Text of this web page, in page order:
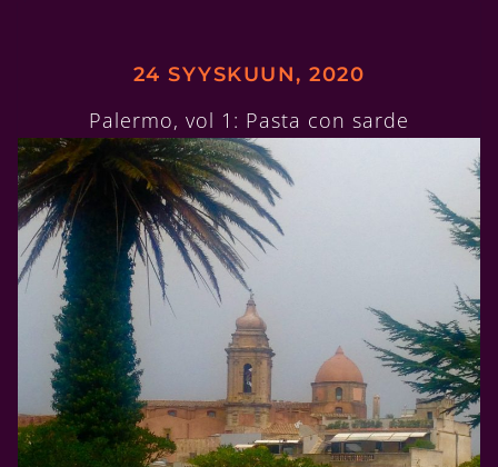
24 SYYSKUUN, 2020
Palermo, vol 1: Pasta con sarde